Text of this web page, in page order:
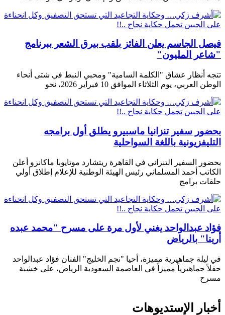
فيصل الجاسم يعلن الفائز بلقب بيرق الشعر ببرنامج
"شاعر المليون"
تتجه أنظار عشاق "الكلمة السامية" ومحبي النبط في شتى أنحاء
الوطن العربي، يوم الثلاثاء الموافق 10 فبراير 2026، نحو
بحضور سفير تنزانيا ماسبيرو يطلق أول برامجه
التليفزيونية باللغة السواحلية
بحضور السفير التنزاني في القاهرة ريتشارد موتايوبا ماكانزو أعلن
الكاتب أحمد المسلماني رئيس الهيئة الوطنية للإعلام إطلاق أولي
حلقات برامج
فؤاد عبدالواحد يغني لأول مرة على مسرح "محمد عبده
أرينا" بالرياض
في ليلة جماهيرية مميزة، أحيا "نجم الخليج" الفنان فؤاد عبدالواحد
حفلاً جماهيرياً مميزاً في العاصمة السعودية الرياض، على خشبة
مسرح
أخبار الإستديوهات